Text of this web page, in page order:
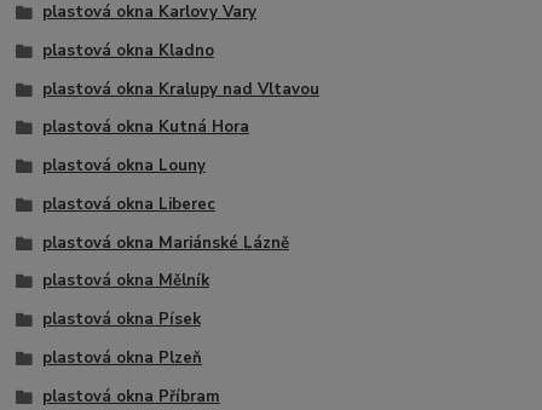
plastová okna Karlovy Vary
plastová okna Kladno
plastová okna Kralupy nad Vltavou
plastová okna Kutná Hora
plastová okna Louny
plastová okna Liberec
plastová okna Mariánské Lázně
plastová okna Mělník
plastová okna Písek
plastová okna Plzeň
plastová okna Příbram